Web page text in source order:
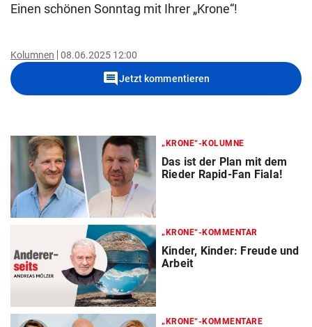
Einen schönen Sonntag mit Ihrer „Krone“!
Kolumnen 08.06.2025 12:00
commentJetzt kommentieren
„KRONE“-KOLUMNE
Das ist der Plan mit dem
Rieder Rapid-Fan Fiala!
„KRONE“-KOMMENTAR
Kinder, Kinder: Freude und
Arbeit
„KRONE“-KOMMENTARE